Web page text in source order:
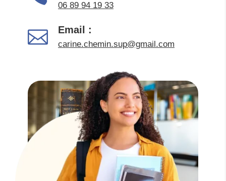
06 89 94 19 33
Email :
carine.chemin.sup@gmail.com